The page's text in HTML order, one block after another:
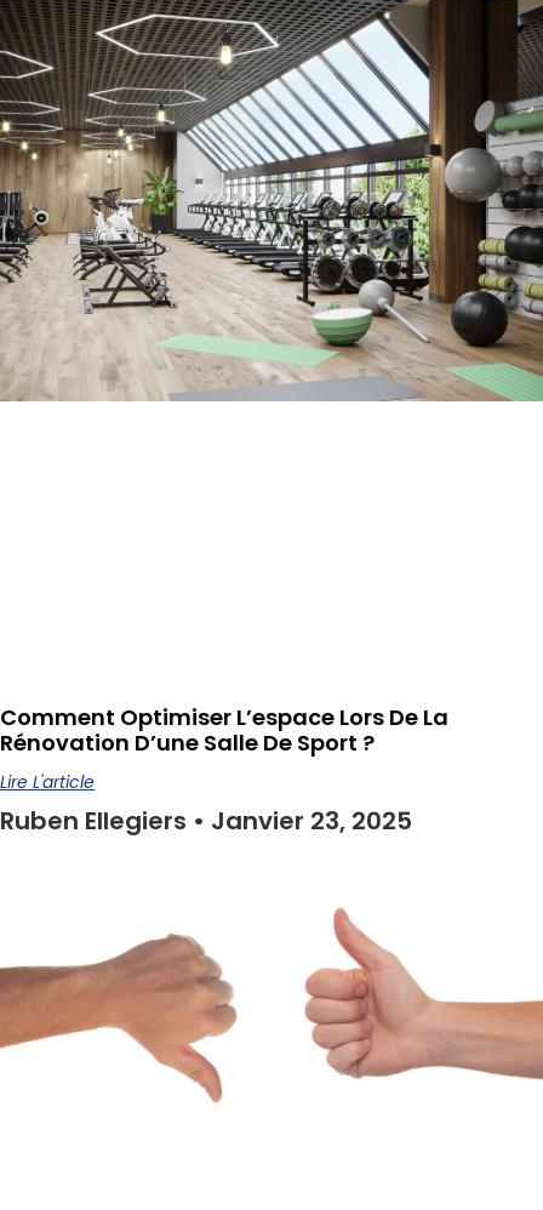
Comment Optimiser L’espace Lors De La
Rénovation D’une Salle De Sport ?
Lire L'article
Ruben Ellegiers Janvier 23, 2025